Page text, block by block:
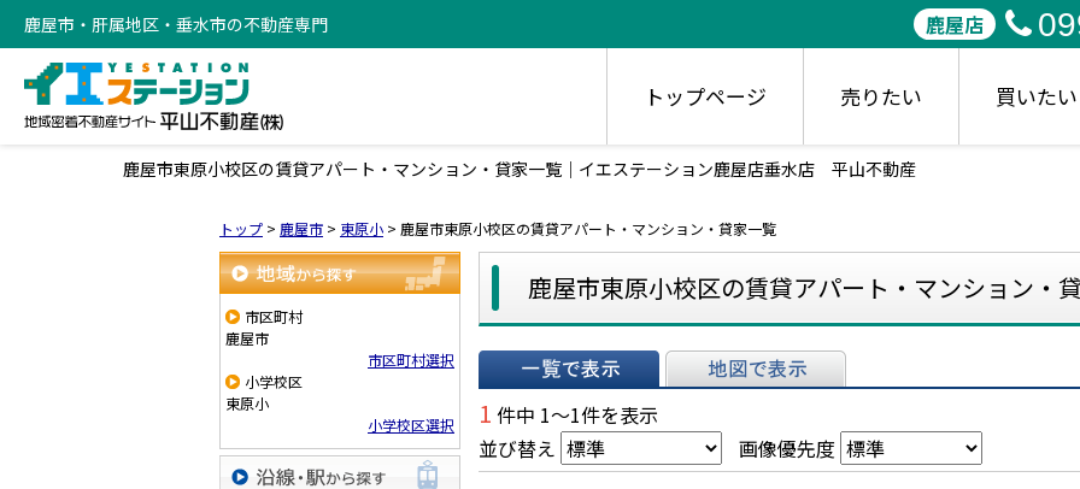
鹿屋市・肝属地区・垂水市の不動産専門 鹿屋店
トップページ 売りたい 買いたい
鹿屋市東原小校区の賃貸アパート・マンション・貸家一覧｜イエステーション鹿屋店垂水店 平山不動産
トップ > 鹿屋市 > 東原小 > 鹿屋市東原小校区の賃貸アパート・マンション・貸家一覧
地域から探す
市区町村
鹿屋市
市区町村選択
小学校区
東原小
小学校区選択
鹿屋市東原小校区の賃貸アパート・マンション・
一覧で表示
1 件中 1～1件を表示
並び替え
画像優先度